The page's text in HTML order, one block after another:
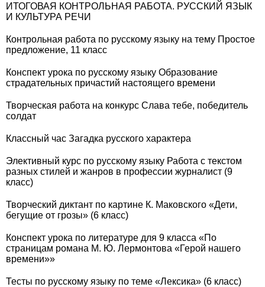
ИТОГОВАЯ КОНТРОЛЬНАЯ РАБОТА. РУССКИЙ ЯЗЫК
И КУЛЬТУРА РЕЧИ
Контрольная работа по русскому языку на тему Простое
предложение, 11 класс
Конспект урока по русскому языку Образование
страдательных причастий настоящего времени
Творческая работа на конкурс Слава тебе, победитель
солдат
Классный час Загадка русского характера
Элективный курс по русскому языку Работа с текстом
разных стилей и жанров в профессии журналист (9
класс)
Творческий диктант по картине К. Маковского «Дети,
бегущие от грозы» (6 класс)
Конспект урока по литературе для 9 класса «По
страницам романа М. Ю. Лермонтова «Герой нашего
времени»»
Тесты по русскому языку по теме «Лексика» (6 класс)